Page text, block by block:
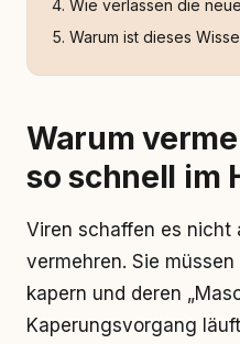
Wie verlassen die
Warum ist dieses
Warum
so schnell im
Viren schaffen es nicht
vermehren. Sie
kapern und deren
Kaperungsvorgang